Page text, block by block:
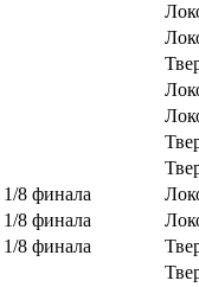
1/8 финала
1/8 финала
1/8 финала